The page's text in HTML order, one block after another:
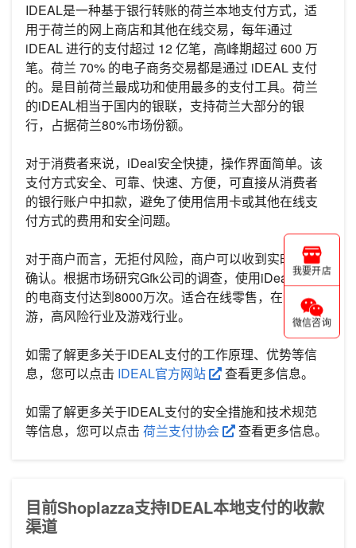
IDEAL是一种基于银行转账的荷兰本地支付方式，适
用于荷兰的网上商店和其他在线交易，每年通过
iDEAL 进行的支付超过 12 亿笔，高峰期超过 600 万
笔。荷兰 70% 的电子商务交易都是通过 iDEAL 支付
的。是目前荷兰最成功和使用最多的支付工具。荷兰
的iDEAL相当于国内的银联，支持荷兰大部分的银
行，占据荷兰80%市场份额。
对于消费者来说，iDeal安全快捷，操作界面简单。该
支付方式安全、可靠、快速、方便，可直接从消费者
的银行账户中扣款，避免了使用信用卡或其他在线支
付方式的费用和安全问题。
对于商户而言，无拒付风险，商户可以收到实时交易
确认。根据市场研究Gfk公司的调查，使用iDeal进行
的电商支付达到8000万次。适合在线零售，在线旅
游，高风险行业及游戏行业。
如需了解更多关于IDEAL支付的工作原理、优势等信
息，您可以点击 IDEAL官方网站 查看更多信息。
如需了解更多关于IDEAL支付的安全措施和技术规范
等信息，您可以点击 荷兰支付协会 查看更多信息。
目前Shoplazza支持IDEAL本地支付的收款
渠道
我要开店
微信咨询